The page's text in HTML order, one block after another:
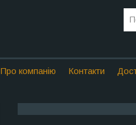
Про компанію Контакти